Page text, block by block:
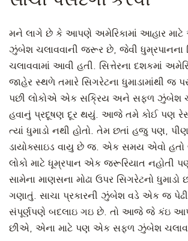
મને લાગે છે કે આપણે અમેરિકામાં આહાર માટે
ઝુંબેશ ચલાવવાની જરૂર છે, જેવી ધુમ્રપાનના
ચલાવવામાં આવી હતી. સિત્તેરના દશકમાં
જાહેર સ્થળે તમારે સિગરેટના ધુમાડામાંથી જ
પછી લોકોએ એક સક્રિય અને સફળ ઝુંબેશ
હવાનું પ્રદૂષણ દૂર થયું. આજે તમે કોઈ પણ
ત્યાં ધુમાડો નથી હોતો. તેમ છતાં હજુ પણ,
ડાયોક્સાઇડ વાયુ છે જ. એક સમય એવો હતો
લોકો માટે ધૂમ્રપાન એક જરૂરિયાત નહોતી
સામેના માણસના મોઢા ઉપર સિગરેટનો ધુમાડો
ગણાતું. સાચા પ્રકારની ઝુંબેશ વડે એક જ
સંપૂર્ણપણે બદલાઇ ગઇ છે. તો આજે જે કંઇ
છીએ, એના માટે પણ એક સફળ ઝુંબેશ